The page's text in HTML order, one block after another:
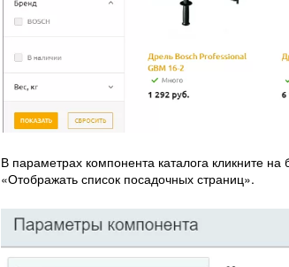
В параметрах компонента каталога кликните
«Отображать список посадочных страниц».